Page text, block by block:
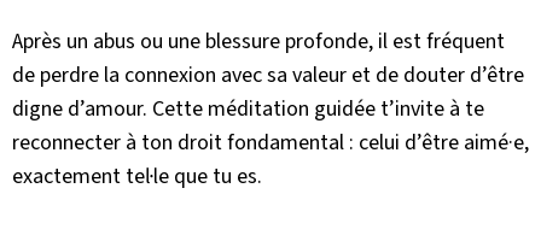
Après un abus ou une blessure profonde, il est fréquent
de perdre la connexion avec sa valeur et de douter d’être
digne d’amour. Cette méditation guidée t’invite à te
reconnecter à ton droit fondamental : celui d’être aimé·e,
exactement tel·le que tu es.